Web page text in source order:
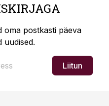
oma postkasti päeva
uudised.
Liitun